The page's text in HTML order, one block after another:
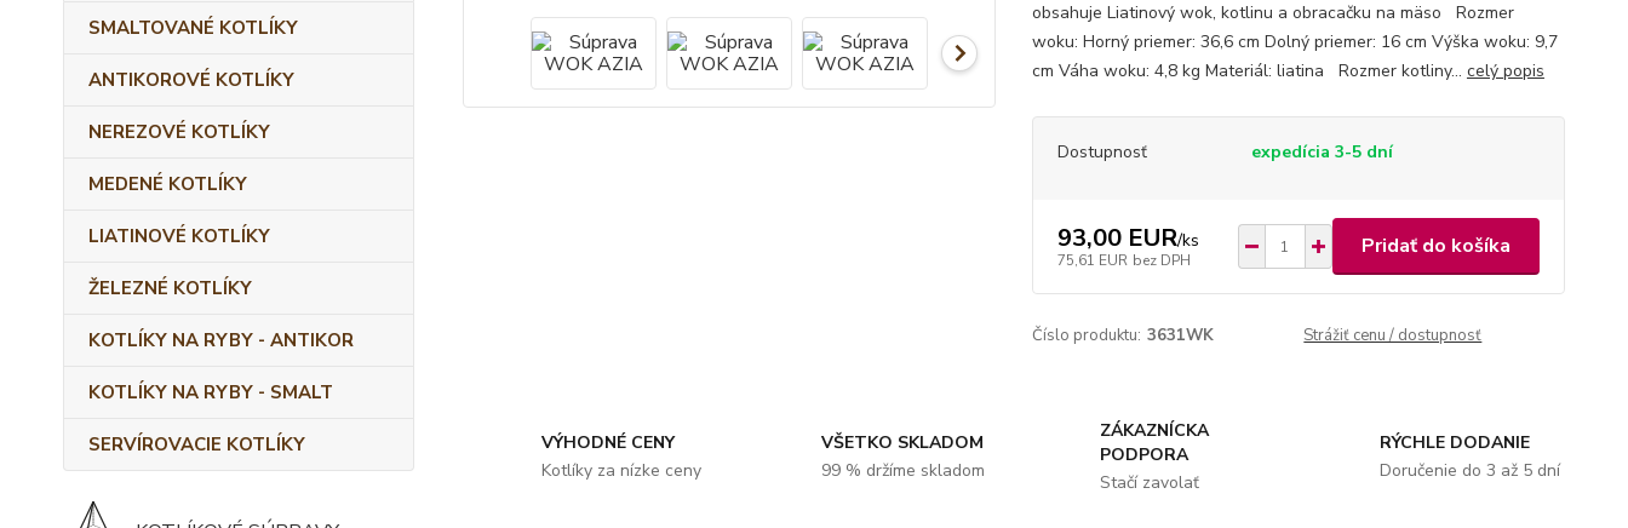
SMALTOVANÉ KOTLÍKY
ANTIKOROVÉ KOTLÍKY
NEREZOVÉ KOTLÍKY
MEDENÉ KOTLÍKY
LIATINOVÉ KOTLÍKY
ŽELEZNÉ KOTLÍKY
KOTLÍKY NA RYBY - ANTIKOR
KOTLÍKY NA RYBY - SMALT
SERVÍROVACIE KOTLÍKY
obsahuje Liatinový wok, kotlinu a obracačku na mäso Rozmer
woku: Horný priemer: 36,6 cm Dolný priemer: 16 cm Výška woku: 9,7
cm Váha woku: 4,8 kg Materiál: liatina Rozmer kotliny... celý popis
Dostupnosť expedícia 3-5 dní
93,00 EUR/ks
75,61 EUR bez DPH
Pridať do košíka
Číslo produktu: 3631WK Strážiť cenu / dostupnosť
VÝHODNÉ CENY
Kotlíky za nízke ceny
VŠETKO SKLADOM
99 % držíme skladom
ZÁKAZNÍCKA
PODPORA
Stačí zavolať
RÝCHLE DODANIE
Doručenie do 3 až 5 dní